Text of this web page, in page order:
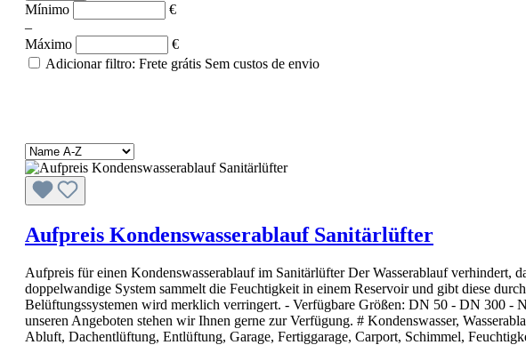
Mínimo
€
–
Máximo
€
Adicionar filtro: Frete grátis Sem custos de envio
Aufpreis Kondenswasserablauf Sanitärlüfter
Aufpreis für einen Kondenswasserablauf im Sanitärlüfter Der Wasserablauf verhindert,
doppelwandige System sammelt die Feuchtigkeit in einem Reservoir und gibt diese
Belüftungssystemen wird merklich verringert. - Verfügbare Größen: DN 50 - DN 300 -
unseren Angeboten stehen wir Ihnen gerne zur Verfügung. # Kondenswasser,
Abluft, Dachentlüftung, Entlüftung, Garage, Fertiggarage, Carport, Schimmel,